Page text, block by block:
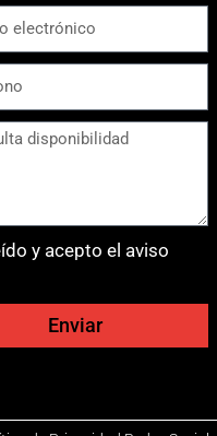
y acepto el aviso
Enviar